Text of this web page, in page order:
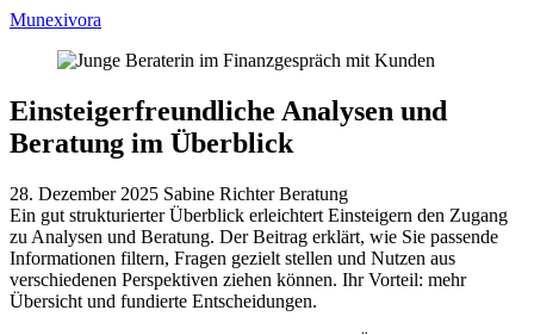
Munexivora
Einsteigerfreundliche Analysen und
Beratung im Überblick
28. Dezember 2025 Sabine RichterBeratung
Ein gut strukturierter Überblick erleichtert Einsteigern den Zugang
zu Analysen und Beratung. Der Beitrag erklärt, wie Sie passende
Informationen filtern, Fragen gezielt stellen und Nutzen aus
verschiedenen Perspektiven ziehen können. Ihr Vorteil: mehr
Übersicht und fundierte Entscheidungen.